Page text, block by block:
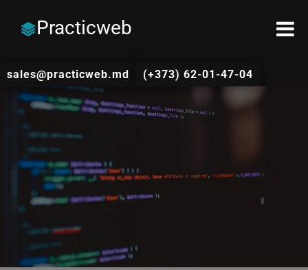
Practicweb
sales@practicweb.md (+373) 62-01-47-04